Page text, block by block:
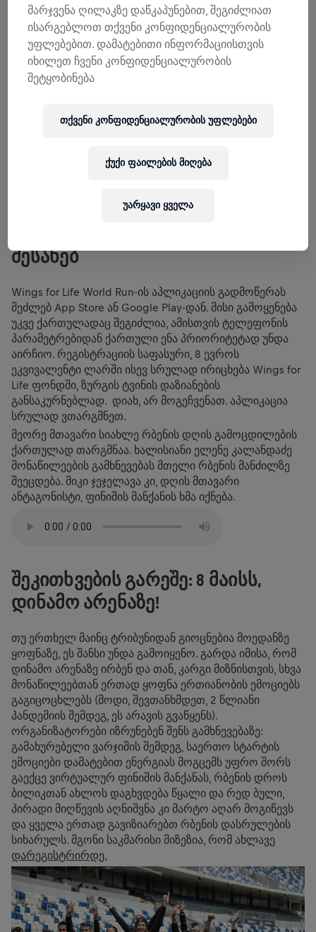
8 მაისს, რბენის დაწყებიდან 30 წუთში ვირტუალური
ფინიშის მანქანა რამდენიმე ადგილზე დაიძვრება და
მონაწილეებს გავლილ მანძილს აუთვლის, მათ შორის
დინამო არენაზეც, სადაც Wings for Life World Run-ის
აპლიკაციის სირბილი რომ სახალისოა, ამას
დამტკიცება აღარ სჭირდება. მთელ მსოფლიოში,
საერთო მიზნისთვის დარბის და თან, ერთმანეთს,
ᲨᲔᲡᲐᲮᲔᲑ
Wings for Life World Run-ის აპლიკაციის გადმოწერას
შეძლებ App Store ან Google Play-დან. მისი გამოყენება
უკვე ქართულადაც შეგიძლია, ამისთვის ტელეფონის
პარამეტრებიდან ქართული ენა პრიორიტეტად უნდა
აირჩიო. რეგისტრაციის საფასური, 8 ევროს
ეკვივალენტი ლარში ისევ სრულად ირიცხება Wings for
Life ფონდში, ზურგის ტვინის დაზიანების
განსაკურნებლად. დიახ, არ მოგეჩვენათ. აპლიკაცია
სრულად ვთარგმნეთ.
მეორე მთავარი სიახლე რბენის დღის გამოცდილების
ქართულად თარგმნაა. ხალისიანი ელენე კალანდაძე
მონაწილეების გამხნევებას მთელი რბენის მანძილზე
შეეცდება. მიკი ჯეჯელავა კი, დღის მთავარი
ანტაგონისტი, ფინიშის მანქანის ხმა იქნება.
ᲨᲔᲙᲘᲗᲮᲕᲔᲑᲘᲡ ᲒᲐᲠᲔᲨᲔ: 8 ᲛᲐᲘᲡᲡ,
ᲓᲘᲜᲐᲛᲝ ᲐᲠᲔᲜᲐᲖᲔ!
თუ ერთხელ მაინც ტრიბუნიდან გიოცნებია მოედანზე
ყოფნაზე, ეს შანსი უნდა გამოიყენო. გარდა იმისა, რომ
დინამო არენაზე ირბენ და თან, კარგი მიზნისთვის, სხვა
მონაწილეებთან ერთად ყოფნა ერთიანობის ემოციებს
გაგიცოცხლებს (მოდი, შევთანხმდეთ, 2 წლიანი
პანდემიის შემდეგ, ეს არავის გვაწყენს).
ორგანიზატორები იზრუნებენ შენს გამხნევებაზე:
გამახურებელი ვარჯიშის შემდეგ, საერთო სტარტის
ემოციები დამატებით ენერგიას მოგცემს უფრო შორს
გაექცე ვირტუალურ ფინიშის მანქანას, რბენის დროს
ბილიკთან ახლოს დაგხვდება წყალი და რედ ბული,
პირადი მიღწევის აღნიშვნა კი მარტო აღარ მოგიწევს
და ყველა ერთად გავიზიარებთ რბენის დასრულების
სიხარულს. მგონი საკმარისი მიზეზია, რომ ახლავე
დარეგისტრირდე.
მარჯვენა ღილაკზე დაწკაპუნებით, შეგიძლიათ
ისარგებლოთ თქვენი კონფიდენციალურობის
უფლებებით. დამატებითი ინფორმაციისთვის
იხილეთ ჩვენი კონფიდენციალურობის
შეტყობინება
თქვენი კონფიდენციალურობის უფლებები
უარყავი ყველა
ქუქი ფაილების მიღება